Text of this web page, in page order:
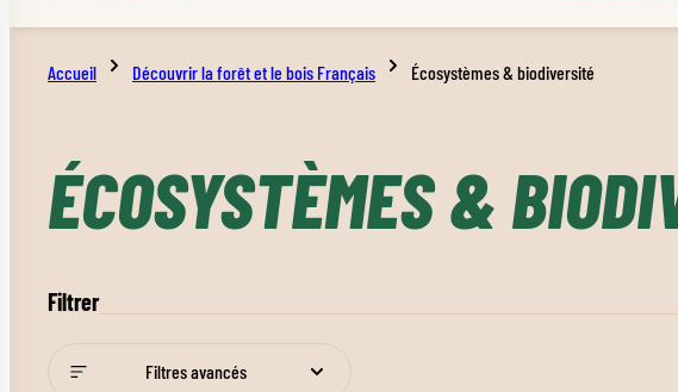
Accueil Découvrir la forêt et le bois Français Écosystèmes & biodiversité
ÉCOSYSTÈMES &
Filtrer
Filtres avancés